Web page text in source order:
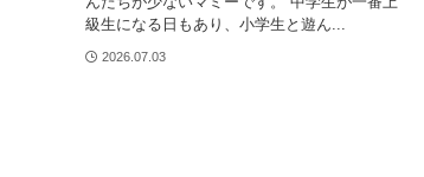
級生になる日もあり、小学生と遊ん...
2026.07.03